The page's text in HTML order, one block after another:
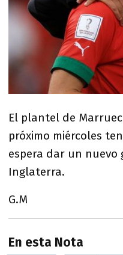
El plantel de
próximo miércoles
espera dar un nuevo
Inglaterra.
G.M
En esta Nota